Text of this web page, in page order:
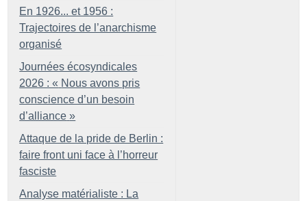
En 1926... et 1956 :
Trajectoires de l’anarchisme
organisé
Journées écosyndicales
2026 : « Nous avons pris
conscience d’un besoin
d’alliance »
Attaque de la pride de Berlin :
faire front uni face à l’horreur
fasciste
Analyse matérialiste : La